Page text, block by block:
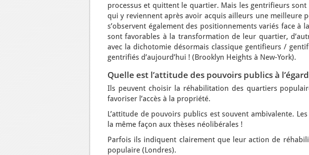
processus et quittent le quartier. Mais les gentrifieurs
qui y reviennent après avoir acquis ailleurs une meilleure
s’observent également des positionnements variés face à
sont favorables à la transformation de leur quartier,
avec la dichotomie désormais classique gentifieurs /
gentrifiés d’aujourd’hui ! (Brooklyn Heights à New-York).
Quelle est l’attitude des pouvoirs publics à
Ils peuvent choisir la réhabilitation des quartiers
favoriser l’accès à la propriété.
L’attitude de pouvoirs publics est souvent ambivalente.
la même façon aux thèses néolibérales !
Parfois ils indiquent clairement que leur action de
populaire (Londres).